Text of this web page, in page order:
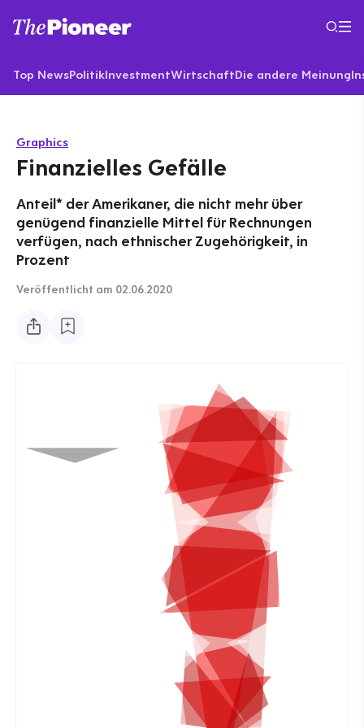
Top NewsPolitikInvestmentWirtschaftDie andere Meinung
Graphics
Finanzielles Gefälle
Anteil* der Amerikaner, die nicht mehr über
genügend finanzielle Mittel für Rechnungen
verfügen, nach ethnischer Zugehörigkeit, in
Prozent
Veröffentlicht am 02.06.2020